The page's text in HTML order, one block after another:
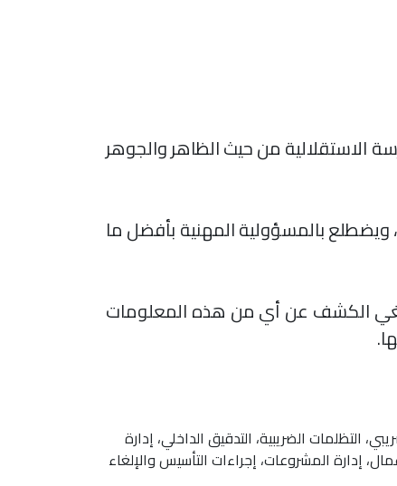
الاستقلالية من حيث الظاهر والجوهر
ويضطلع بالمسؤولية المهنية بأفضل ما
ينبغي الكشف عن أي من هذه المعلومات
التظلمات الضريبية، التدقيق الداخلي، إدارة
إدارة المشروعات، إجراءات التأسيس والإلغاء